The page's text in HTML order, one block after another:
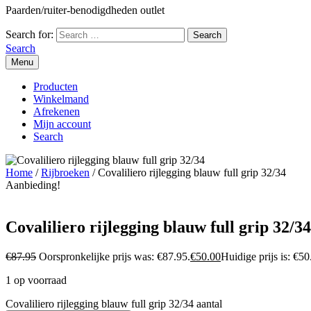
Paarden/ruiter-benodigdheden outlet
Search for:
Search
Menu
Producten
Winkelmand
Afrekenen
Mijn account
Search
Home /Rijbroeken / Covaliliero rijlegging blauw full grip 32/34
Aanbieding!
Covaliliero rijlegging blauw full grip 32/34
€87.95 Oorspronkelijke prijs was: €87.95.€50.00Huidige prijs is:
1 op voorraad
Covaliliero rijlegging blauw full grip 32/34 aantal